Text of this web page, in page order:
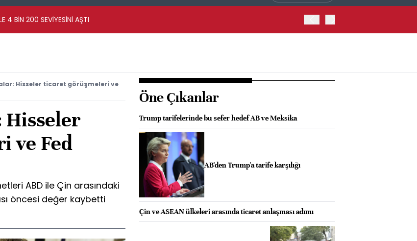
4 BİN 200 SEVİYESİNİ AŞTI
Hisseler ticaret görüşmeleri ve
Hisseler
ve Fed
ABD ile Çin arasındaki
öncesi değer kaybetti
Öne Çıkanlar
Trump tarifelerinde bu sefer hedef AB ve Meksika
AB'den Trump'a tarife karşılığı
Çin ve ASEAN ülkeleri arasında ticaret anlaşması adımı